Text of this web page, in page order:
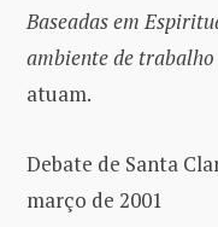
Baseadas em
ambiente de trabalho
atuam.
Debate de Santa
março de 2001